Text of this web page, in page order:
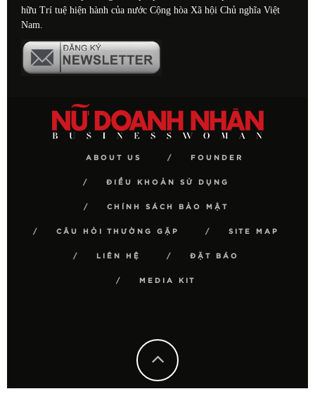
hữu Trí tuệ hiện hành của nước Cộng hòa Xã hội Chủ nghĩa Việt
Nam.
ABOUT US FOUNDER
ĐIỀU KHOẢN SỬ DỤNG
CHÍNH SÁCH BẢO MẬT
CÂU HỎI THƯỜNG GẶP SITE MAP
LIÊN HỆ ĐẶT BÁO
MEDIA KIT